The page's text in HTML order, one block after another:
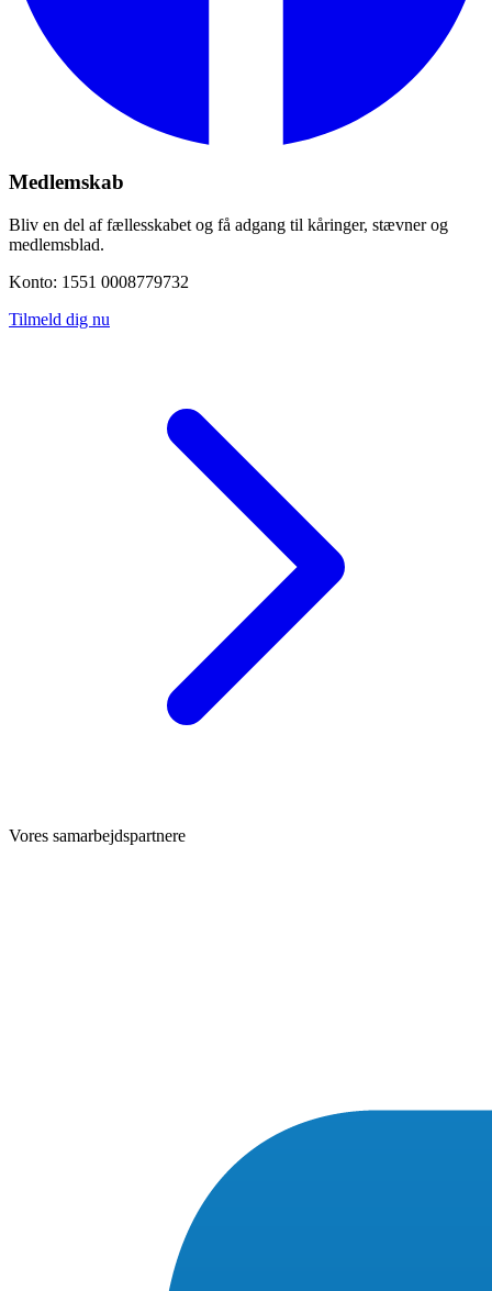
Medlemskab
Bliv en del af fællesskabet og få adgang til kåringer, stævner og
medlemsblad.
Konto: 1551 0008779732
Tilmeld dig nu
Vores samarbejdspartnere